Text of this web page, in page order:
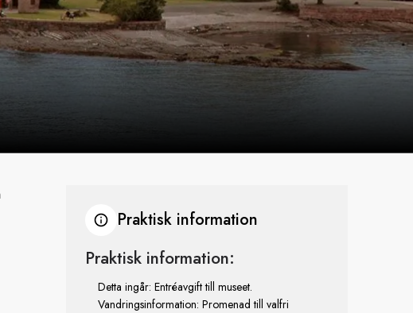
Praktisk information
Praktisk information:
Detta ingår: Entréavgift till museet.
Vandringsinformation: Promenad till valfri